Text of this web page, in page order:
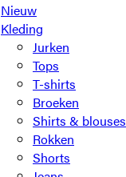
Nieuw
Kleding
Jurken
Tops
T-shirts
Broeken
Shirts & blouses
Rokken
Shorts